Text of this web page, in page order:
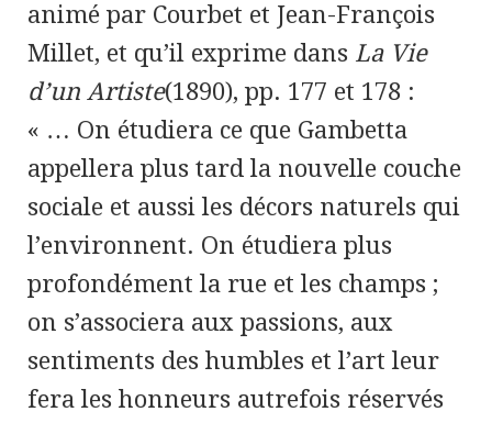
animé par Courbet et Jean-François
Millet, et qu’il exprime dans La Vie
d’un Artiste(1890), pp. 177 et 178 :
« … On étudiera ce que Gambetta
appellera plus tard la nouvelle couche
sociale et aussi les décors naturels qui
l’environnent. On étudiera plus
profondément la rue et les champs ;
on s’associera aux passions, aux
sentiments des humbles et l’art leur
fera les honneurs autrefois réservés